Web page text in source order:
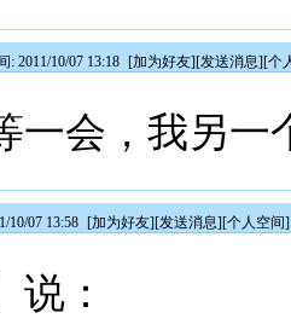
: 2011/10/07 13:18 [加为好友][发送消息][个
一会，我另一
10/07 13:58 [加为好友][发送消息][个人空间]
说：